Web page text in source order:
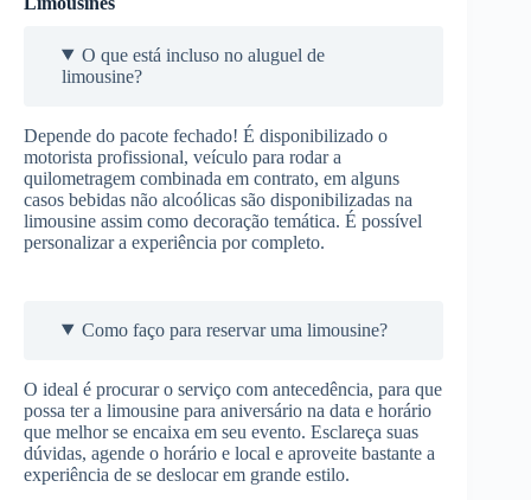
O que está incluso no aluguel de
limousine?
Depende do pacote fechado! É disponibilizado o
motorista profissional, veículo para rodar a
quilometragem combinada em contrato, em alguns
casos bebidas não alcoólicas são disponibilizadas na
limousine assim como decoração temática. É possível
personalizar a experiência por completo.
Como faço para reservar uma limousine?
O ideal é procurar o serviço com antecedência, para que
possa ter a limousine para aniversário na data e horário
que melhor se encaixa em seu evento. Esclareça suas
dúvidas, agende o horário e local e aproveite bastante a
experiência de se deslocar em grande estilo.